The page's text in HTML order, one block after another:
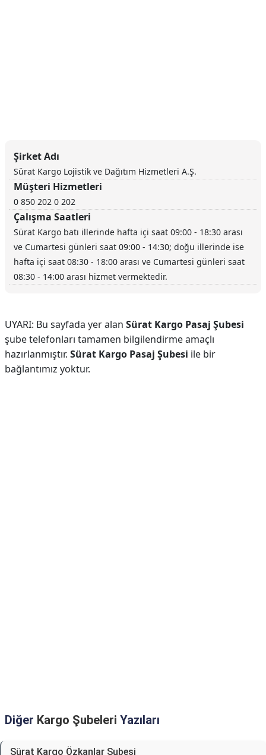
Şirket Adı
Sürat Kargo Lojistik ve Dağıtım Hizmetleri A.Ş.
Müşteri Hizmetleri
0 850 202 0 202
Çalışma Saatleri
Sürat Kargo batı illerinde hafta içi saat 09:00 - 18:30 arası
ve Cumartesi günleri saat 09:00 - 14:30; doğu illerinde ise
hafta içi saat 08:30 - 18:00 arası ve Cumartesi günleri saat
08:30 - 14:00 arası hizmet vermektedir.
UYARI: Bu sayfada yer alan Sürat Kargo Pasaj Şubesi
şube telefonları tamamen bilgilendirme amaçlı
hazırlanmıştır. Sürat Kargo Pasaj Şubesi ile bir
bağlantımız yoktur.
Diğer Kargo Şubeleri Yazıları
Sürat Kargo Özkanlar Şubesi